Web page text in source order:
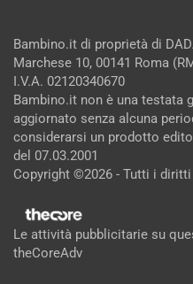
Bambino.it di proprietà di
Marchese 10, 00141 Roma
I.V.A. 02120340670
Bambino.it non è una testata
aggiornato senza alcuna
considerarsi un prodotto
del 07.03.2001
Copyright ©2026 - Tutti i
Le attività pubblicitarie su
theCoreAdv